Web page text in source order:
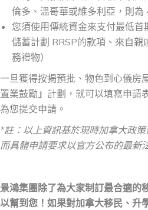
倫多、溫哥華或維多利亞，則為
您須使用傳統資金來支付最低
儲蓄計劃 RRSP的款項、來自
務禮物）
一旦獲得按揭預批、物色到心儀房
置業鼓勵 」 計劃，就可以填寫申請
為您提交申請。
*註：以上資訊基於現時加拿大政
而具體申請要求以官方公布的最新
景鴻集團除了為大家制訂最合適的
以幫到您！如果對加拿大移民、升